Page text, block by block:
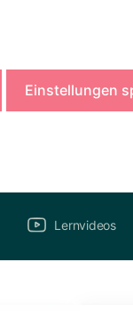
Einstellungen
Lernvideos